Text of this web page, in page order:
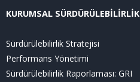
KURUMSAL SÜRDÜRÜLEBİLİRLİK
Sürdürülebilirlik Stratejisi
Performans Yönetimi
Sürdürülebilirlik Raporlaması: GRI